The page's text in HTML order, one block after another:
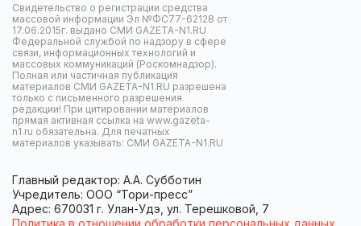
Свидетельство о регистрации средства
массовой информации Эл №ФС77-62128 от
17.06.2015г. выдано СМИ GAZETA-N1.RU
Федеральной службой по надзору в сфере
связи, информационных технологий и
массовых коммуникаций (Роскомнадзор).
Полная или частичная публикация
материалов СМИ GAZETA-N1.RU разрешена
только с письменного разрешения
редакции! При цитировании материалов
прямая активная ссылка на www.gazeta-
n1.ru обязательна. Для печатных
материалов указывать: СМИ GAZETA-N1.RU
Главный редактор: А.А. Субботин
Учредитель: ООО “Тори-пресс”
Адрес: 670031 г. Улан-Удэ, ул. Терешковой, 7
Политика в отношении обработки персональных данных